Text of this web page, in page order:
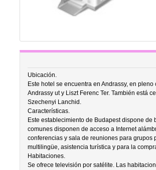
Ubicación.
Este hotel se encuentra en Andrassy, en
Andrassy ut y Liszt Ferenc Ter. También está
Szechenyi Lanchid.
Características.
Este establecimiento de Budapest dispone
comunes disponen de acceso a Internet
conferencias y sala de reuniones para
multilingüe, asistencia turística y para la
Habitaciones.
Se ofrece televisión por satélite. Las